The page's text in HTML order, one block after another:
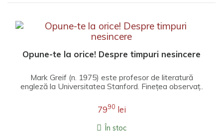
Opune-te la orice! Despre timpuri nesincere
Mark Greif (n. 1975) este profesor de literatură
engleză la Universitatea Stanford. Fineţea observaţ..
7990 lei
În stoc